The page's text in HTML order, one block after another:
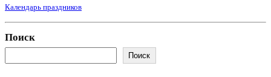
Календарь праздников
Поиск
Поиск